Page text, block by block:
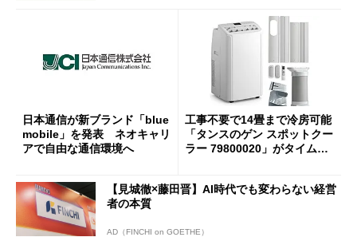
日本通信が新ブランド「blue
mobile」を発表 ネオキャリ
アで自由な通信環境へ
工事不要で14畳まで冷房可能
「タンスのゲン スポットクー
ラー 79800020」がタイムセ
【見城徹×藤田晋】AI時代でも変わらない経営
者の本質
AD（FINCHI on GOETHE）